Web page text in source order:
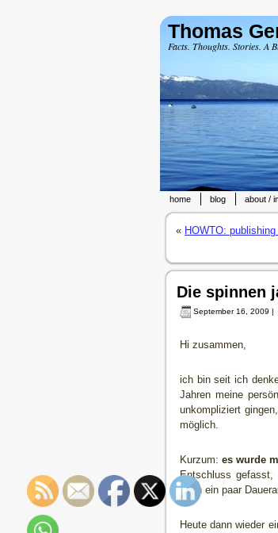
Thomas
Facts. Thoughts. Stories. A
home blog about /
« HOWTO:
Die spinnen
September 16, 2009 |
Hi zusammen,
ich bin seit ich
Jahren meine
unkompliziert
möglich.
Kurzum:es wurde
Entschluss gefasst,
noch ein paar
Heute dann wieder